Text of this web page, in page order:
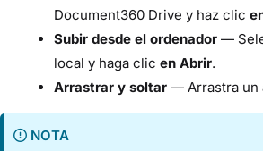
Document360 Drive y haz clic
Subir desde el ordenador —
local y haga clic en Abrir.
Arrastrar y soltar — Arrastra un
NOTA